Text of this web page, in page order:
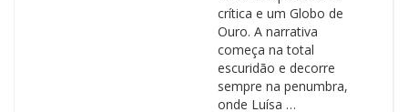
crítica e um Globo de
Ouro. A narrativa
começa na total
escuridão e decorre
sempre na penumbra,
onde Luísa …